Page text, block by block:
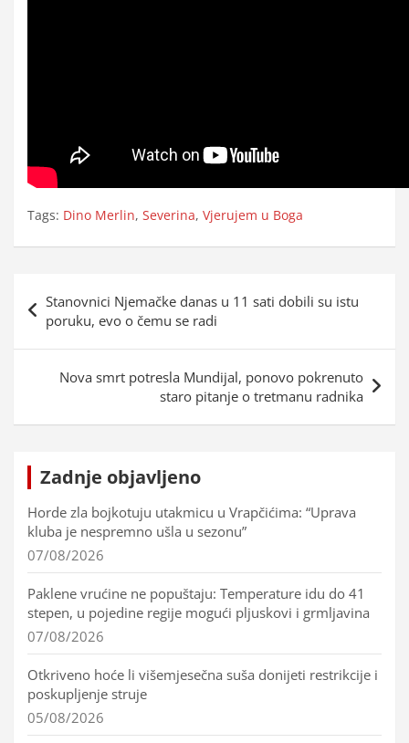
Tags: Dino Merlin, Severina, Vjerujem u Boga
objava
Stanovnici Njemačke danas u 11 sati dobili su istu
poruku, evo o čemu se radi
Nova smrt potresla Mundijal, ponovo pokrenuto
staro pitanje o tretmanu radnika
Zadnje objavljeno
Horde zla bojkotuju utakmicu u Vrapčićima: “Uprava
kluba je nespremno ušla u sezonu”
07/08/2026
Paklene vrućine ne popuštaju: Temperature idu do 41
stepen, u pojedine regije mogući pljuskovi i grmljavina
07/08/2026
Otkriveno hoće li višemjesečna suša donijeti restrikcije i
poskupljenje struje
05/08/2026